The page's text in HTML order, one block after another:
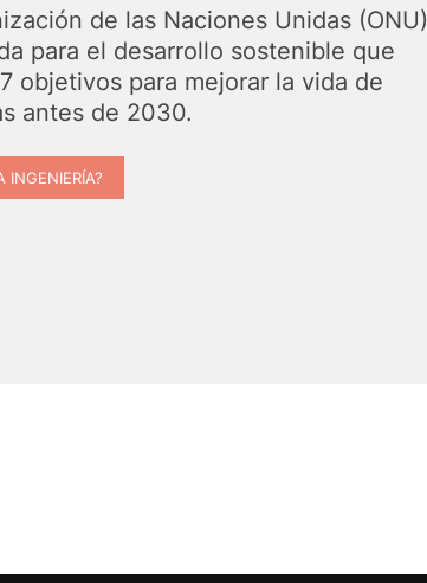
de las Naciones Unidas (ONU)
para el desarrollo sostenible que
objetivos para mejorar la vida de
antes de 2030.
INGENIERÍA?